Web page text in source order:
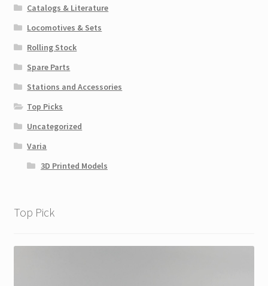
Catalogs & Literature
Locomotives & Sets
Rolling Stock
Spare Parts
Stations and Accessories
Top Picks
Uncategorized
Varia
3D Printed Models
Top Pick